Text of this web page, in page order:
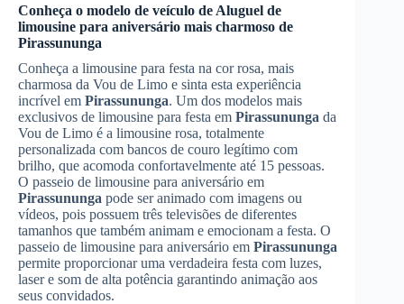
Conheça o modelo de veículo de Aluguel de
limousine para aniversário mais charmoso de
Pirassununga
Conheça a limousine para festa na cor rosa, mais
charmosa da Vou de Limo e sinta esta experiência
incrível em Pirassununga. Um dos modelos mais
exclusivos de limousine para festa em Pirassununga da
Vou de Limo é a limousine rosa, totalmente
personalizada com bancos de couro legítimo com
brilho, que acomoda confortavelmente até 15 pessoas.
O passeio de limousine para aniversário em
Pirassununga pode ser animado com imagens ou
vídeos, pois possuem três televisões de diferentes
tamanhos que também animam e emocionam a festa. O
passeio de limousine para aniversário em Pirassununga
permite proporcionar uma verdadeira festa com luzes,
laser e som de alta potência garantindo animação aos
seus convidados.